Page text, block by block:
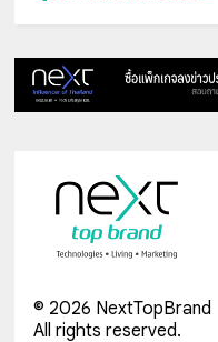
© 2026 NextTopBrand
All rights reserved.